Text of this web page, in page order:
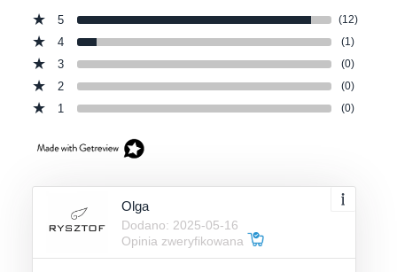
5 (12)
4 (1)
3 (0)
2 (0)
1 (0)
Olga
Dodano: 2025-05-16
Opinia zweryfikowana